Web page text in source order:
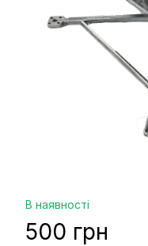
В наявності
500 грн